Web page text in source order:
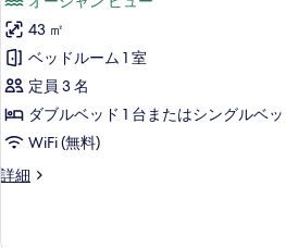
写
真
を
表
示
す
の
詳
細
View
Room
の
す
べ
て
の
43 ㎡
ベッドルーム 1 室
定員 3 名
ダブルベッド 1 台またはシングルベ
WiFi (無料)
詳細
Deluxe